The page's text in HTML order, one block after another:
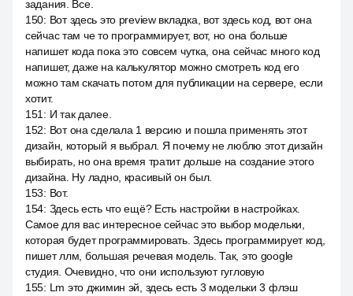
задания. Все.
150: Вот здесь это preview вкладка, вот здесь код, вот она
сейчас там че то программирует, вот, но она больше
напишет кода пока это совсем чутка, она сейчас много код
напишет, даже на калькулятор можно смотреть код его
можно там скачать потом для публикации на сервере, если
хотит.
151 : И так далее.
152: Вот она сделала 1 версию и пошла применять этот
дизайн, который я выбрал. Я почему не люблю этот дизайн
выбирать, но она время тратит дольше на создание этого
дизайна. Ну ладно, красивый он был.
153: Вот.
154: Здесь есть что ещё? Есть настройки в настройках.
Самое для вас интересное сейчас это выбор модельки,
которая будет программировать. Здесь программирует код,
пишет ллм, большая речевая модель. Так, это google
студия. Очевидно, что они используют гугловую
155: Lm это джимин эй, здесь есть 3 модельки 3 флэш